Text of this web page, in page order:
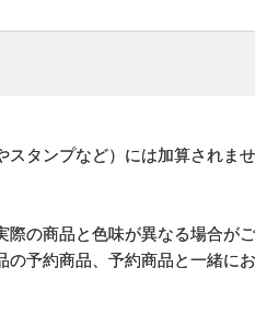
タンプなど）には加算されませ
の商品と色味が異なる場合がご
予約商品、予約商品と一緒に